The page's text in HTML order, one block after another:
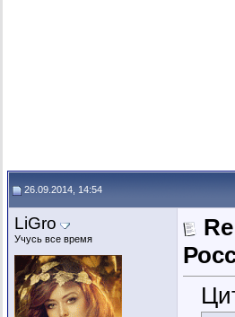
26.09.2014, 14:54
LiGro
Учусь все время